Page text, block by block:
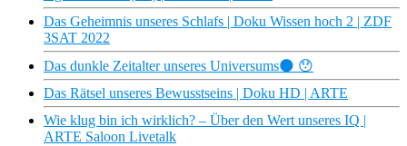
Das Geheimnis unseres Schlafs | Doku Wissen hoch 2 | ZDF
3SAT 2022
Das dunkle Zeitalter unseres Universums🌑 😯
Das Rätsel unseres Bewusstseins | Doku HD | ARTE
Wie klug bin ich wirklich? – Über den Wert unseres IQ |
ARTE Saloon Livetalk